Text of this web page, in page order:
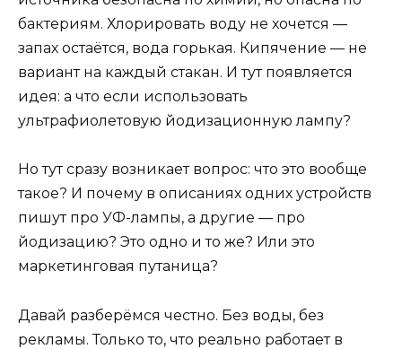
бактериям. Хлорировать воду не хочется —
запах остаётся, вода горькая. Кипячение — не
вариант на каждый стакан. И тут появляется
идея: а что если использовать
ультрафиолетовую йодизационную лампу?
Но тут сразу возникает вопрос: что это вообще
такое? И почему в описаниях одних устройств
пишут про УФ-лампы, а другие — про
йодизацию? Это одно и то же? Или это
маркетинговая путаница?
Давай разберёмся честно. Без воды, без
рекламы. Только то, что реально работает в